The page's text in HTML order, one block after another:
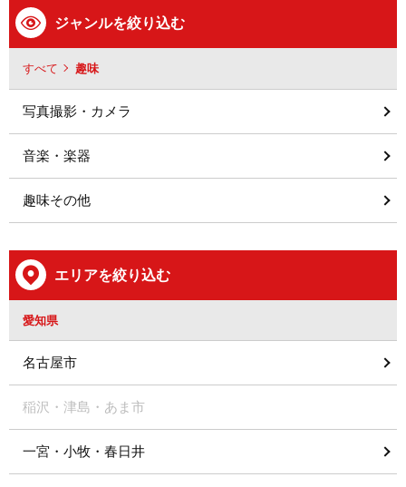
ジャンルを絞り込む
すべて 趣味
写真撮影・カメラ
音楽・楽器
趣味その他
エリアを絞り込む
愛知県
名古屋市
稲沢・津島・あま市
一宮・小牧・春日井